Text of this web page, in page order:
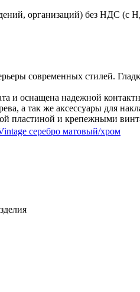
организаций) без НДС (с
современных стилей.
и оснащена надежной
а так же аксессуары для
пластиной и крепежными
серебро матовый/хром